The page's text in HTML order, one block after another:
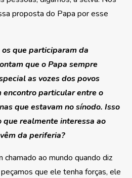
proposta do Papa por esse
que participaram da
que o Papa sempre
as vozes dos povos
encontro particular entre o
que estavam no sínodo. Isso
que realmente interessa ao
da periferia?
chamado ao mundo quando diz
que ele tenha forças, ele